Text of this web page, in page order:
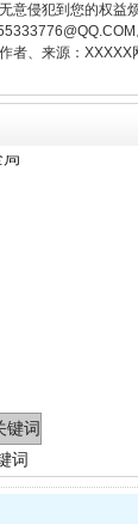
意侵犯到您的权
者、来源：XXXXX